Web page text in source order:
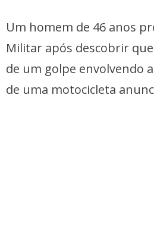
Um homem de 46 anos
Militar após descobrir
de um golpe envolvendo
de uma motocicleta